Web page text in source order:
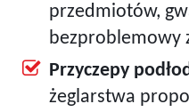
przedmiotów,
bezproblemowy
Przyczepy
żeglarstwa